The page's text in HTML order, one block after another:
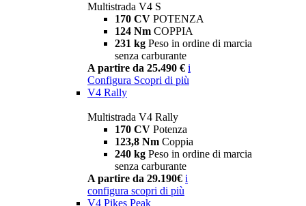
Multistrada V4 S
170 CV POTENZA
124 Nm COPPIA
231 kg Peso in ordine di marcia
senza carburante
A partire da 25.490 € i
Configura Scopri di più
V4 Rally
Multistrada V4 Rally
170 CV Potenza
123,8 Nm Coppia
240 kg Peso in ordine di marcia
senza carburante
A partire da 29.190€ i
configura scopri di più
V4 Pikes Peak